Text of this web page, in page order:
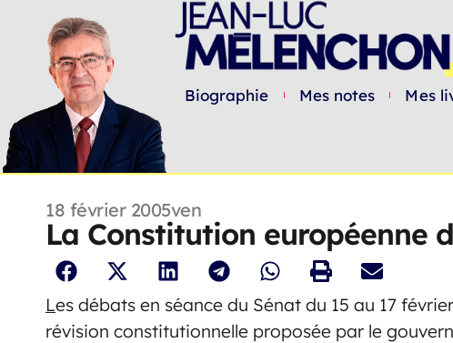
Biographie Mes notes Mes
18 février 2005ven
La Constitution européenne
Les débats en séance du Sénat du 15 au 17
révision constitutionnelle proposée par le